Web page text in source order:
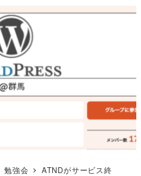
勉強会
ATNDがサービス終